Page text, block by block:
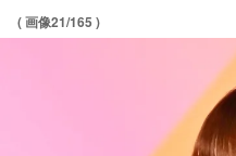
( 画像21/165 )